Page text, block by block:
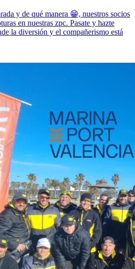
y de qué manera 😁, nuestros socios
en nuestras zpc. Pasate y hazte
la diversión y el compañerismo está